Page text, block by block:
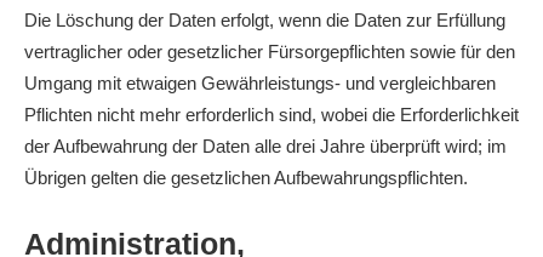
Die Löschung der Daten erfolgt, wenn die Daten zur Erfüllung
vertraglicher oder gesetzlicher Fürsorgepflichten sowie für den
Umgang mit etwaigen Gewährleistungs- und vergleichbaren
Pflichten nicht mehr erforderlich sind, wobei die Erforderlichkeit
der Aufbewahrung der Daten alle drei Jahre überprüft wird; im
Übrigen gelten die gesetzlichen Aufbewahrungspflichten.
Administration,